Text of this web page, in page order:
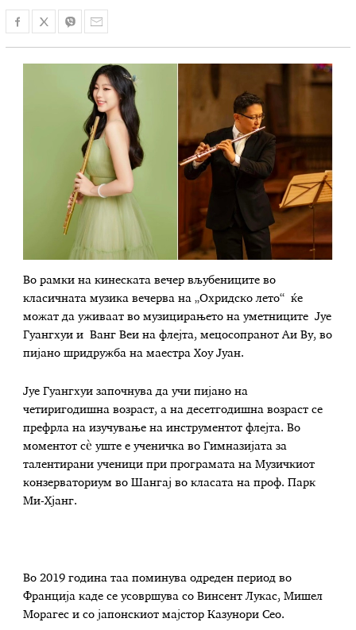
Во рамки на кинеската вечер вљубениците во
класичната музика вечерва на „Охридско лето“ ќе
можат да уживаат во музицирањето на уметниците Јуе
Гуангхуи и Ванг Веи на флејта, мецосопранот Аи Ву, во
пијано шридружба на маестра Хоу Јуан.
Јуе Гуангхуи започнува да учи пијано на
четиригодишна возраст, а на десетгодишна возраст се
префрла на изучување на инструментот флејта. Во
моментот сè уште е ученичка во Гимназијата за
талентирани ученици при програмата на Музичкиот
конзерваториум во Шангај во класата на проф. Парк
Ми-Хјанг.
Во 2019 година таа поминува одреден период во
Франција каде се усовршува со Винсент Лукас, Мишел
Морагес и со јапонскиот мајстор Казунори Сео.